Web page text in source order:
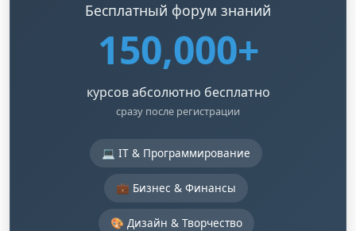
Бесплатный форум знаний
150,000+
курсов абсолютно бесплатно
сразу после регистрации
💻 IT & Программирование
💼 Бизнес & Финансы
🎨 Дизайн & Творчество